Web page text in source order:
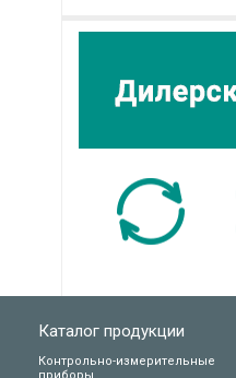
Каталог продукции
Контрольно-измерительные